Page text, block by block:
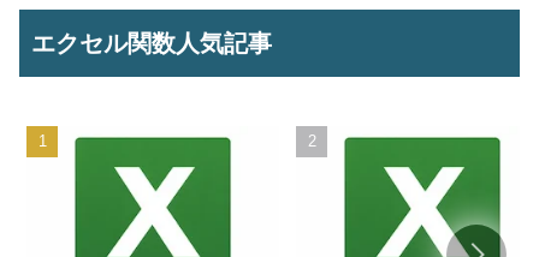
エクセル関数人気記事